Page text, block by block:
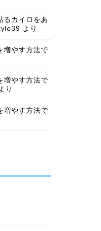
るカイロをあ
より
増やす方法で
増やす方法で
り
増やす方法で